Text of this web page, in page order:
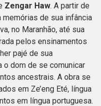
Zengar Haw. A partir de
memórias de sua infância
no Maranhão, até sua
pelos ensinamentos
pajé de sua
o dom de se comunicar
ancestrais. A obra se
em Ze’eng Eté, língua
em língua portuguesa.